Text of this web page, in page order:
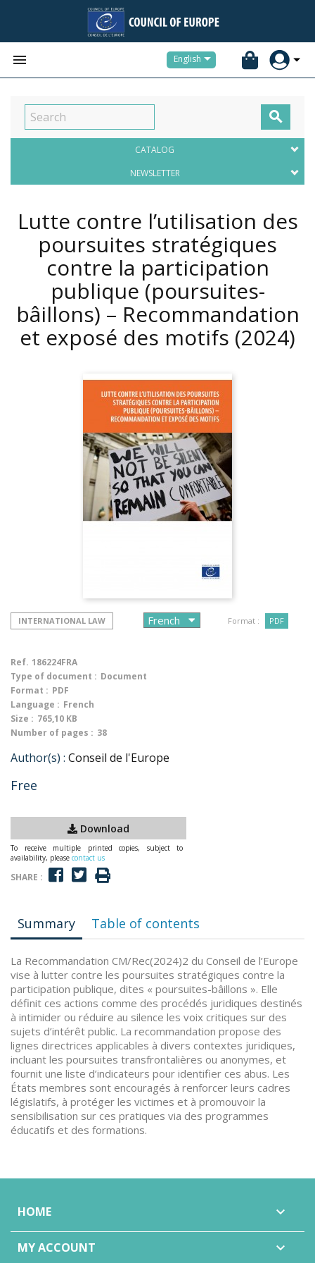
 English

CATALOG
NEWSLETTER
Lutte contre l’utilisation des
poursuites stratégiques
contre la participation
publique (poursuites-
bâillons) – Recommandation
et exposé des motifs (2024)
INTERNATIONAL LAW Format : PDF
Ref. 186224FRA
Type of document : Document
Format : PDF
Language : French
Size : 765,10 KB
Number of pages : 38
Author(s) : Conseil de l'Europe
Free
Download
To receive multiple printed copies, subject to
availability, please contact us
SHARE :
Summary Table of contents
La Recommandation CM/Rec(2024)2 du Conseil de l’Europe
vise à lutter contre les poursuites stratégiques contre la
participation publique, dites « poursuites-bâillons ». Elle
définit ces actions comme des procédés juridiques destinés
à intimider ou réduire au silence les voix critiques sur des
sujets d’intérêt public. La recommandation propose des
lignes directrices applicables à divers contextes juridiques,
incluant les poursuites transfrontalières ou anonymes, et
fournit une liste d’indicateurs pour identifier ces abus. Les
États membres sont encouragés à renforcer leurs cadres
législatifs, à protéger les victimes et à promouvoir la
sensibilisation sur ces pratiques via des programmes
éducatifs et des formations.
HOME 
MY ACCOUNT 